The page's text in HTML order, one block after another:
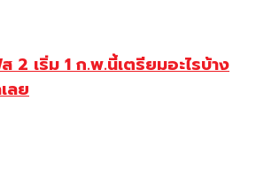
2 เริ่ม 1 ก.พ.นี้เตรียมอะไรบ้าง
ลย